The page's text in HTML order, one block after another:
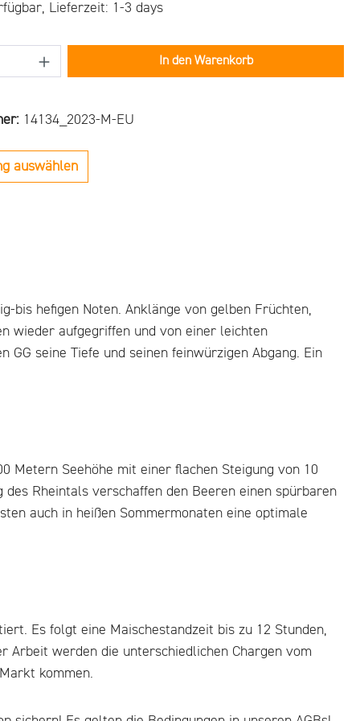
Lieferzeit: 1-3 days
Gib den gewünschten Wert ein
In den Warenkorb
14134_2023-M-EU
auswählen
bis hefigen Noten. Anklänge von gelben Früchten,
wieder aufgegriffen und von einer leichten
seine Tiefe und seinen feinwürzigen Abgang. Ein
Metern Seehöhe mit einer flachen Steigung von 10
Rheintals verschaffen den Beeren einen spürbaren
auch in heißen Sommermonaten eine optimale
Es folgt eine Maischestandzeit bis zu 12 Stunden,
Arbeit werden die unterschiedlichen Chargen vom
kommen.